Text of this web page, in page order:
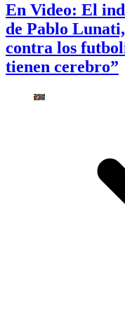
En Video: El
de Pablo
contra los
tienen cerebro”